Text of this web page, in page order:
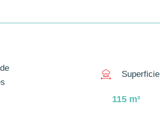
Superficie
115 m²